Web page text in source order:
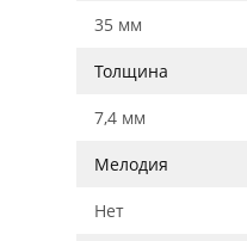
35 мм
Толщина
7,4 мм
Мелодия
Нет